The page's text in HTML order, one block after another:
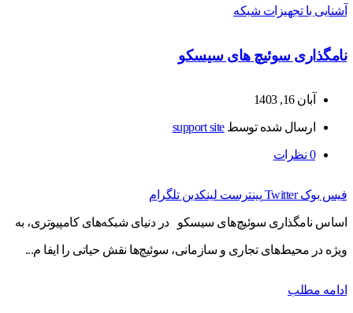
آشنایی با تجهیزات شبکه
نامگذاری سوئیچ های سیسکو
آبان 16, 1403
ارسال شده توسطsupport site
0 نظرات
فیس بوک Twitter پینترست لینکدین تلگرام
اساس نامگذاری سوئیچ‌های سیسکو در دنیای شبکه‌های کامپیوتری، به
ویژه در محیط‌های تجاری و سازمانی، سوئیچ‌ها نقش حیاتی را ایفا م...
ادامه مطلب